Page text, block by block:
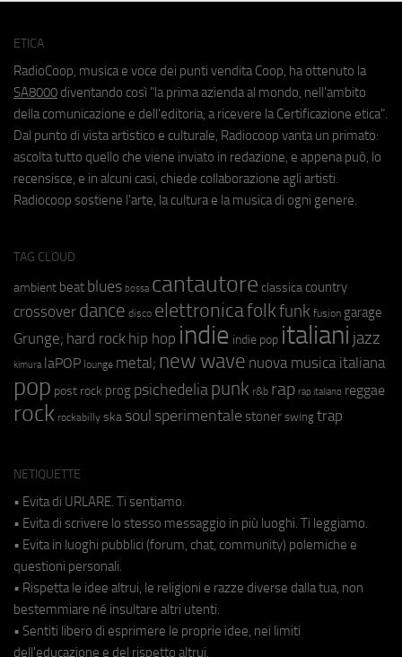
ETICA
RadioCoop, musica e voce dei punti vendita Coop, ha ottenuto la
SA8000 diventando così "la prima azienda al mondo, nell'ambito
della comunicazione e dell'editoria, a ricevere la Certificazione etica".
Dal punto di vista artistico e culturale, Radiocoop vanta un primato:
ascolta tutto quello che viene inviato in redazione, e appena può, lo
recensisce, e in alcuni casi, chiede collaborazione agli artisti.
Radiocoop sostiene l'arte, la cultura e la musica di ogni genere.
TAG CLOUD
ambient beat blues bossa cantautore classica country
crossover dance disco elettronicafolkfunk fusion garage
Grunge; hard rock hip hop indie indie pop italiani jazz
kimura laPOP lounge metal; new wave nuova musica italiana
pop post rock prog psichedeliapunk r&b rap rap italiano reggae
rock rockabilly ska soul sperimentale stoner swing trap
NETIQUETTE
• Evita di URLARE. Ti sentiamo.
• Evita di scrivere lo stesso messaggio in più luoghi. Ti leggiamo.
• Evita in luoghi pubblici (forum, chat, community) polemiche e
questioni personali.
• Rispetta le idee altrui, le religioni e razze diverse dalla tua, non
bestemmiare né insultare altri utenti.
• Sentiti libero di esprimere le proprie idee, nei limiti
dell'educazione e del rispetto altrui.